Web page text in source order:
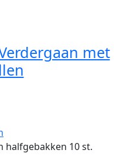
met
halfgebakken 10 st.